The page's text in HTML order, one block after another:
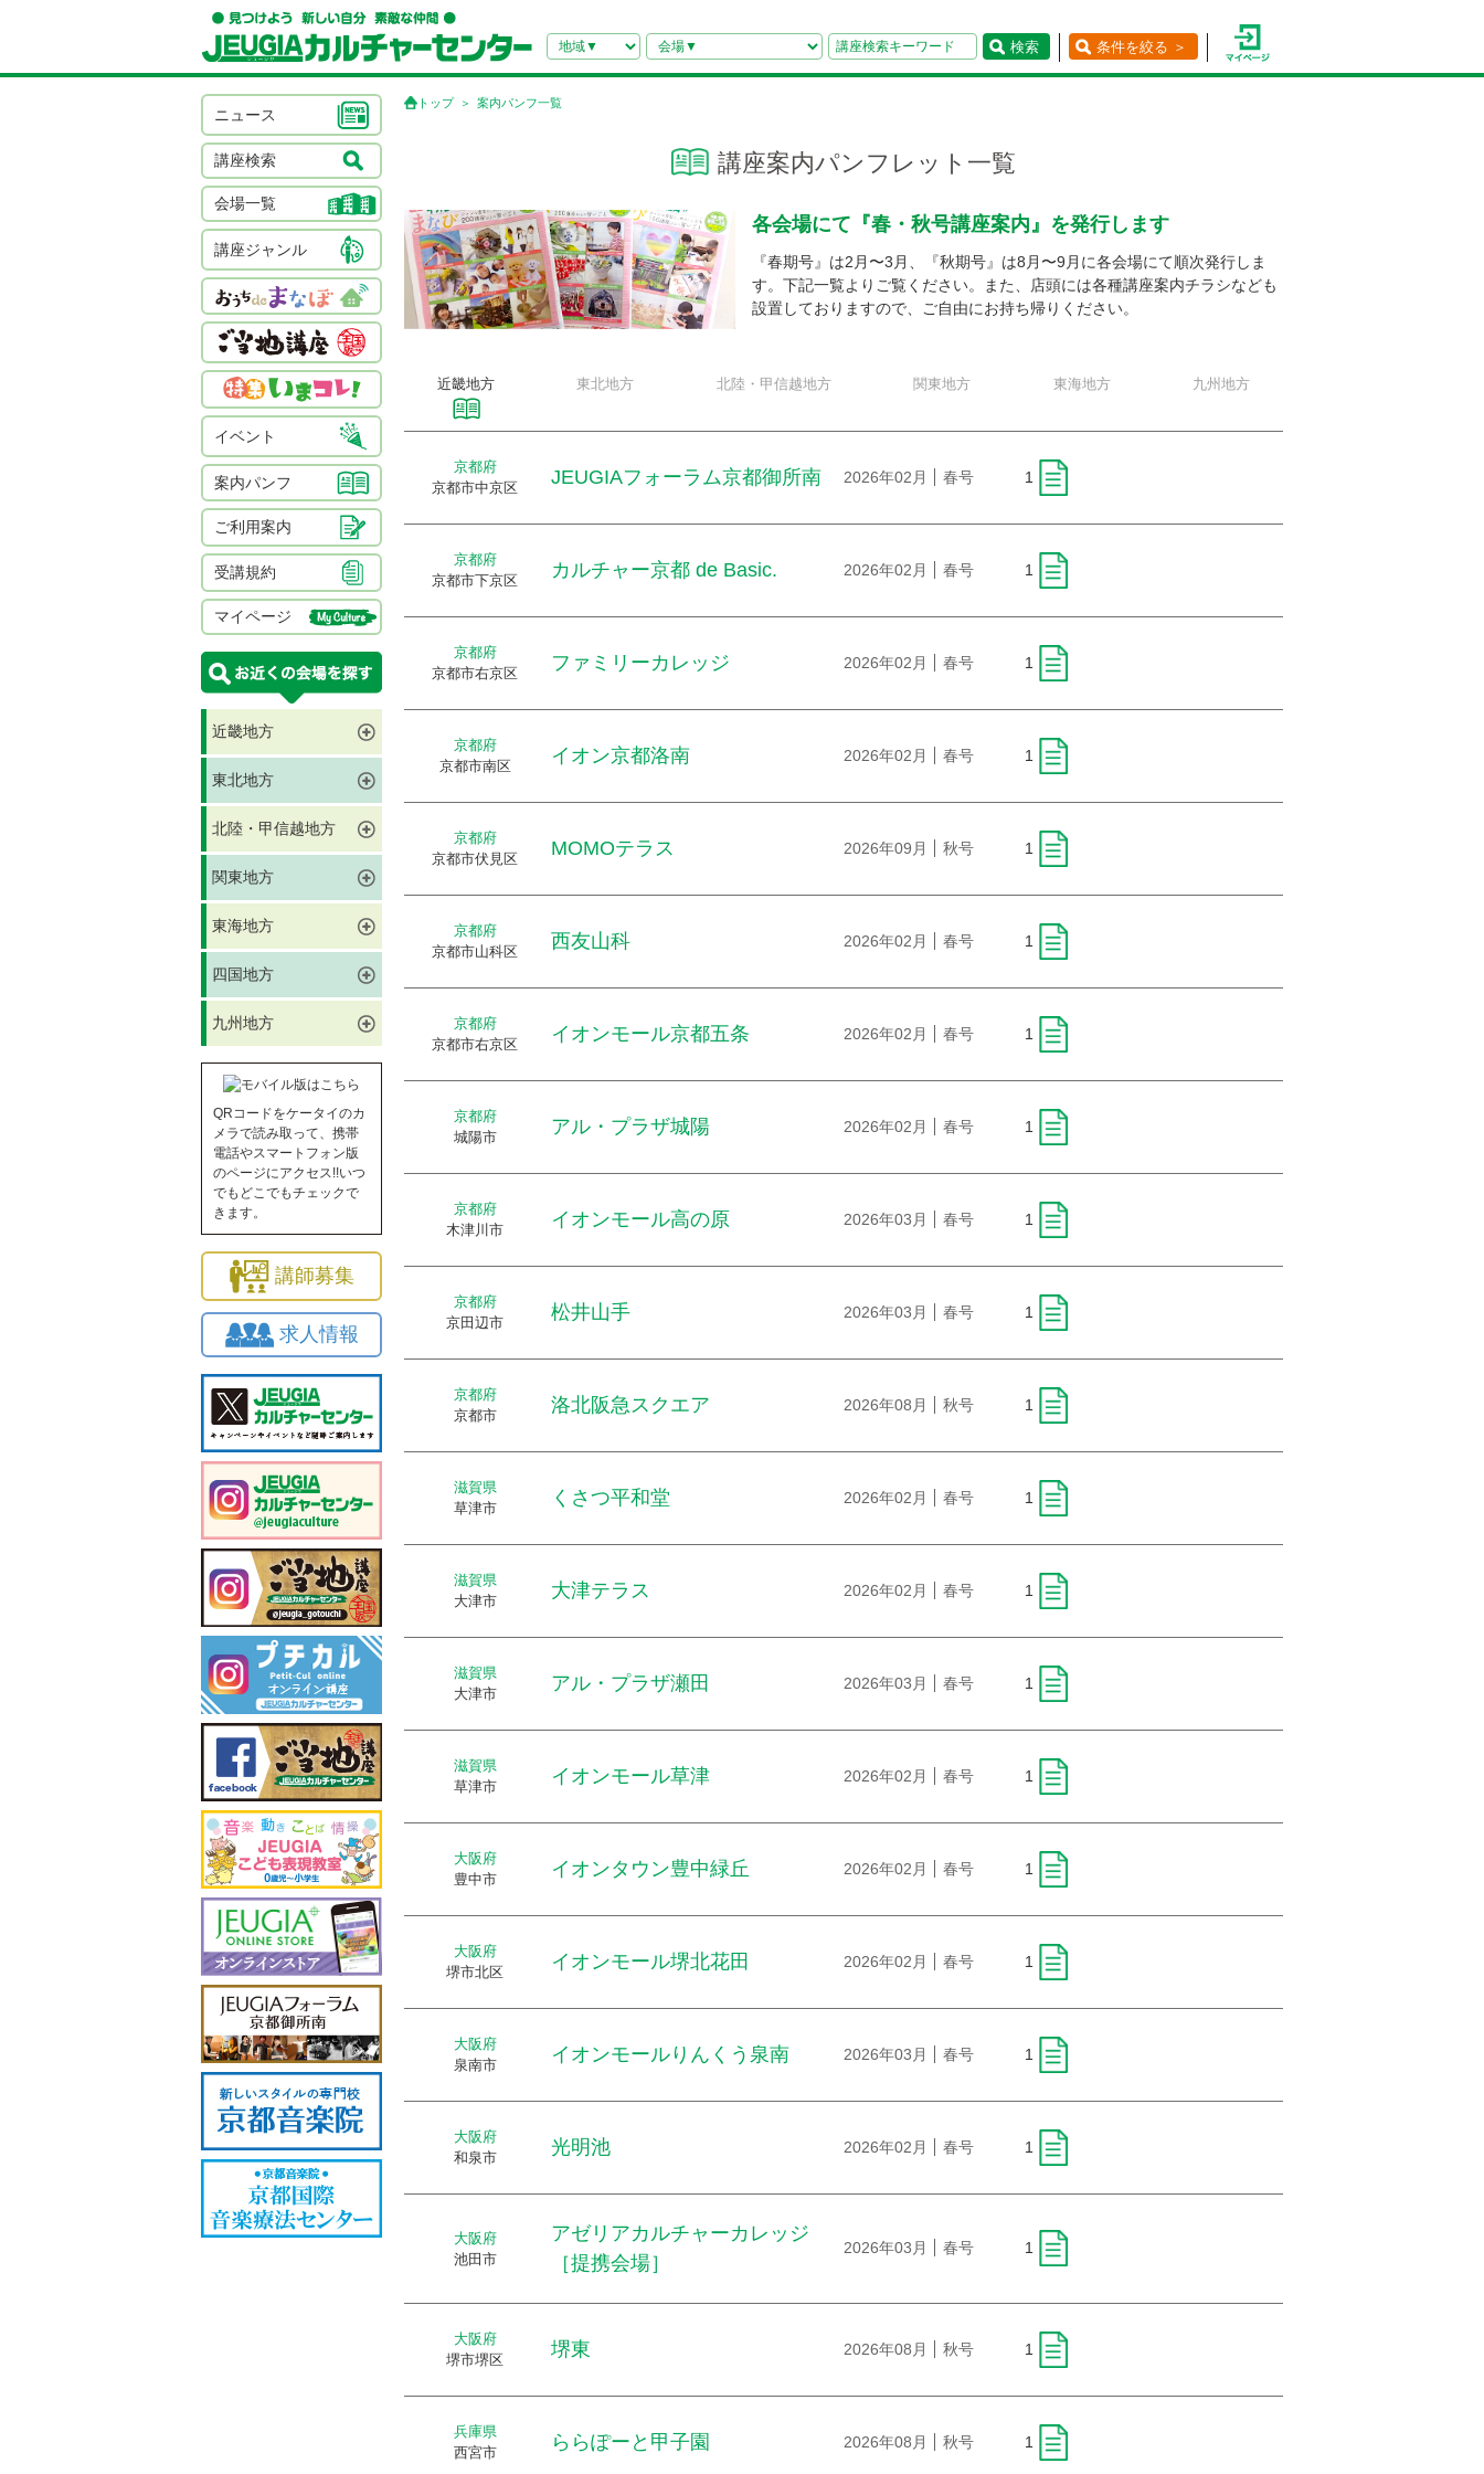
検索 条件を絞る ＞
ニュース
講座検索
会場一覧
講座ジャンル
イベント
案内パンフ
ご利用案内
受講規約
マイページ
近畿地方
東北地方
北陸・甲信越地方
関東地方
東海地方
四国地方
九州地方
QRコードをケータイのカ
メラで読み取って、携帯
電話やスマートフォン版
のページにアクセス!!いつ
でもどこでもチェックで
きます。
講師募集
求人情報
トップ 案内パンフ一覧
講座案内パンフレット一覧
各会場にて 『春・秋号講座案内』を発行します
『春期号』は2月〜3月、『秋期号』は8月〜9月に各会場にて順次発行しま
す。下記一覧よりご覧ください。また、店頭には各種講座案内チラシなども
設置しておりますので、ご自由にお持ち帰りください。
近畿地方 東北地方 北陸・甲信越地方 関東地方 東海地方 九州地方
京都府
京都市中京区
JEUGIAフォーラム京都御所南 2026年02月 春号 1
京都府
京都市下京区
カルチャー京都 de Basic. 2026年02月 春号 1
京都府
京都市右京区
ファミリーカレッジ 2026年02月 春号 1
京都府
京都市南区
イオン京都洛南 2026年02月 春号 1
京都府
京都市伏見区
MOMOテラス 2026年09月 秋号 1
京都府
京都市山科区
西友山科 2026年02月 春号 1
京都府
京都市右京区
イオンモール京都五条 2026年02月 春号 1
京都府
城陽市
アル・プラザ城陽 2026年02月 春号 1
京都府
木津川市
イオンモール高の原 2026年03月 春号 1
京都府
京田辺市
松井山手 2026年03月 春号 1
京都府
京都市
洛北阪急スクエア 2026年08月 秋号 1
滋賀県
草津市
くさつ平和堂 2026年02月 春号 1
滋賀県
大津市
大津テラス 2026年02月 春号 1
滋賀県
大津市
アル・プラザ瀬田 2026年03月 春号 1
滋賀県
草津市
イオンモール草津 2026年02月 春号 1
大阪府
豊中市
イオンタウン豊中緑丘 2026年02月 春号 1
大阪府
堺市北区
イオンモール堺北花田 2026年02月 春号 1
大阪府
泉南市
イオンモールりんくう泉南 2026年03月 春号 1
大阪府
和泉市
光明池 2026年02月 春号 1
大阪府
池田市
アゼリアカルチャーカレッジ
［提携会場］
2026年03月 春号 1
大阪府
堺市堺区
堺東 2026年08月 秋号 1
兵庫県
西宮市
ららぽーと甲子園 2026年08月 秋号 1